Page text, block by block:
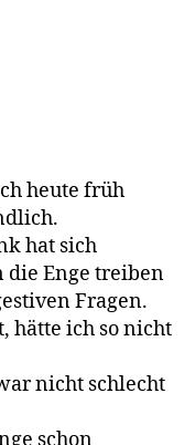
heute früh
hat sich
Enge treiben
Fragen.
hätte ich so nicht
nicht schlecht